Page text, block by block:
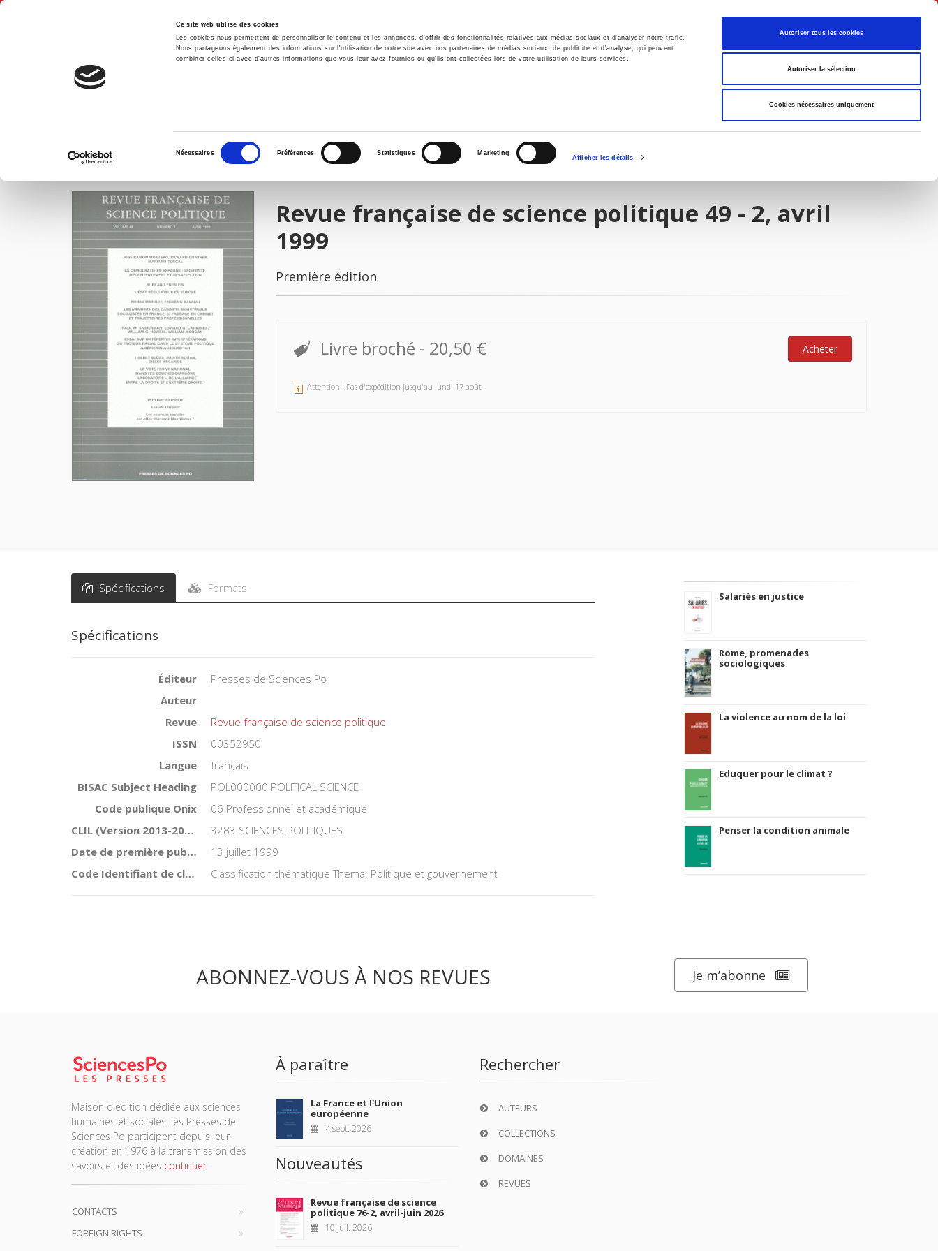
Ce site web utilise des cookies
Les cookies nous permettent de personnaliser le contenu et les annonces, d'offrir des fonctionnalités relatives aux médias sociaux et d'analyser notre trafic.
Nous partageons également des informations sur l'utilisation de notre site avec nos partenaires de médias sociaux, de publicité et d'analyse, qui peuvent
combiner celles-ci avec d'autres informations que vous leur avez fournies ou qu'ils ont collectées lors de votre utilisation de leurs services.
consentement
Nécessaires Préférences Statistiques Marketing
Afficher les détails
Autoriser tous les cookies
Autoriser la sélection
Cookies nécessaires uniquement
Français
Accueil Environnement Histoire International
IMAGES
Revue française de science politique 49 - 2, avril
1999
Première édition
Livre broché - 20,50 € Acheter
Attention ! Pas d'expédition jusqu'au lundi 17 août
Spécifications Formats
Spécifications
Éditeur
Presses de Sciences Po
Auteur
Revue
Revue française de science politique
ISSN
00352950
Langue
français
BISAC Subject Heading
POL000000 POLITICAL SCIENCE
Code publique Onix
06 Professionnel et académique
CLIL (Version 2013-2019 )
3283 SCIENCES POLITIQUES
Date de première publication du titre
13 juillet 1999
Code Identifiant de classement sujet
Classification thématique Thema: Politique et gouvernement
Salariés en justice
Rome, promenades
sociologiques
La violence au nom de la loi
Eduquer pour le climat ?
Penser la condition animale
ABONNEZ-VOUS À NOS REVUES Je m’abonne
Maison d'édition dédiée aux sciences
humaines et sociales, les Presses de
Sciences Po participent depuis leur
création en 1976 à la transmission des
savoirs et des idées continuer
CONTACTS
FOREIGN RIGHTS
À paraître
La France et l'Union
européenne
4 sept. 2026
Nouveautés
Revue française de science
politique 76-2, avril-juin 2026
10 juil. 2026
Rechercher
AUTEURS
COLLECTIONS
DOMAINES
REVUES